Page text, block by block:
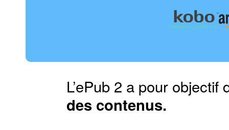
L’ePub 2 a pour
des contenus.